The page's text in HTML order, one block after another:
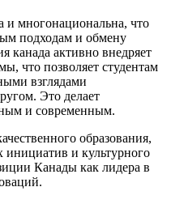
и многонациональна, что
подходам и обмену
канада активно внедряет
что позволяет студентам
взглядами
Это делает
и современным.
образования,
и культурного
Канады как лидера в